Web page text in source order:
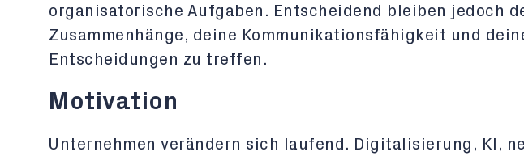
organisatorische Aufgaben. Entscheidend bleiben jedoch
Zusammenhänge, deine Kommunikationsfähigkeit und
Entscheidungen zu treffen.
Motivation
Unternehmen verändern sich laufend. Digitalisierung, KI,